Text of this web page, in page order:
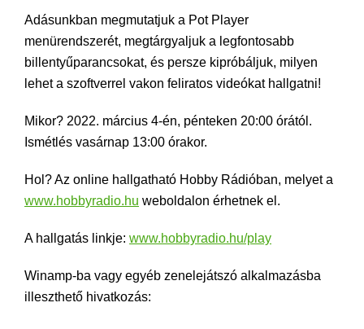
Adásunkban megmutatjuk a Pot Player
menürendszerét, megtárgyaljuk a legfontosabb
billentyűparancsokat, és persze kipróbáljuk, milyen
lehet a szoftverrel vakon feliratos videókat hallgatni!
Mikor? 2022. március 4-én, pénteken 20:00 órától.
Ismétlés vasárnap 13:00 órakor.
Hol? Az online hallgatható Hobby Rádióban, melyet a
www.hobbyradio.hu weboldalon érhetnek el.
A hallgatás linkje: www.hobbyradio.hu/play
Winamp-ba vagy egyéb zenelejátszó alkalmazásba
illeszthető hivatkozás: